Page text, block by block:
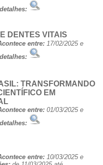
DENTES VITAIS
entre: 17/02/2025 e
TRANSFORMANDO
EM
entre: 01/03/2025 e
entre: 10/03/2025 e